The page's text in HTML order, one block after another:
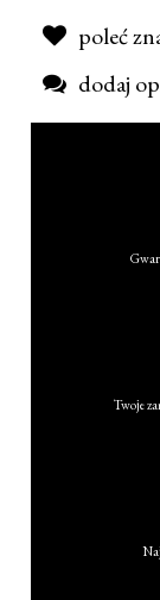
poleć
dodaj
Twoje